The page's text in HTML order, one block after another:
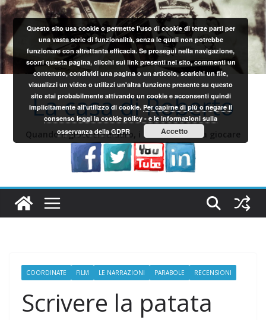
Salta
al
contenuto
La casa di Roberto
Quando il gioco si fa duro, i sardi iniziano a giocare
COORDINATE FILM LE NARRAZIONI PARABOLE RECENSIONI
Scrivere la patata
Questo sito usa cookie o permette l'uso di cookie di terze parti per
una vasta serie di funzionalità, senza le quali non potrebbe
funzionare con altrettanta efficacia. Se prosegui nella navigazione,
scorri questa pagina, clicchi sui link presenti nel sito, commenti un
contenuto, condividi una pagina o un articolo, scarichi un file,
visualizzi un video o utilizzi un'altra funzione presente su questo
sito stai probabilmente attivando un cookie e acconsenti quindi
implicitamente all'utilizzo di cookie.Per capirne di più o negare il
consenso leggi la cookie policy - e le informazioni sulla
osservanza della GDPR
Accetto